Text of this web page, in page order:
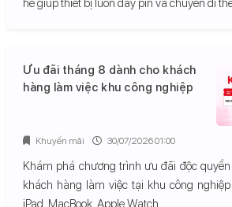
hè giúp thiết bị luôn đầy pin và chuyến đi
Ưu đãi tháng 8 dành cho khách
hàng làm việc khu công nghiệp
Khám phá chương trình ưu đãi độc
khách hàng làm việc tại khu công
Khuyến mãi 30/07/2026 01:00